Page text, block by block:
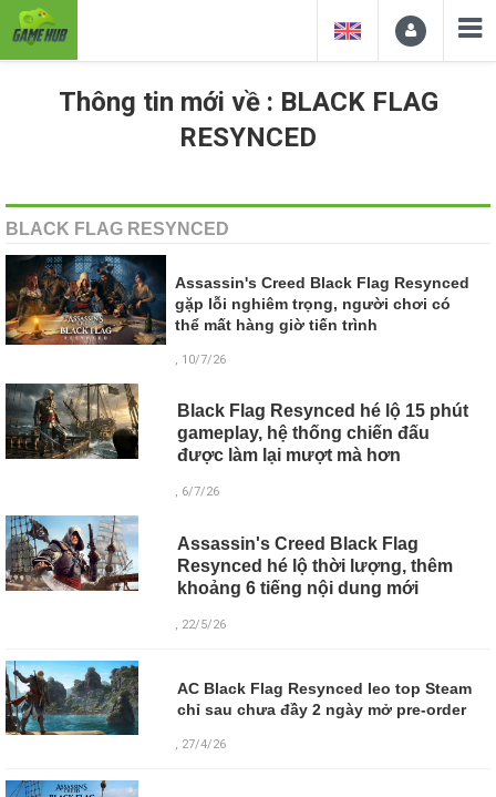
Thông tin mới về : BLACK FLAG
RESYNCED
BLACK FLAG RESYNCED
Assassin's Creed Black Flag Resynced
gặp lỗi nghiêm trọng, người chơi có
thể mất hàng giờ tiến trình
, 10/7/26
Black Flag Resynced hé lộ 15 phút
gameplay, hệ thống chiến đấu
được làm lại mượt mà hơn
, 6/7/26
Assassin's Creed Black Flag
Resynced hé lộ thời lượng, thêm
khoảng 6 tiếng nội dung mới
, 22/5/26
AC Black Flag Resynced leo top Steam
chỉ sau chưa đầy 2 ngày mở pre-order
, 27/4/26